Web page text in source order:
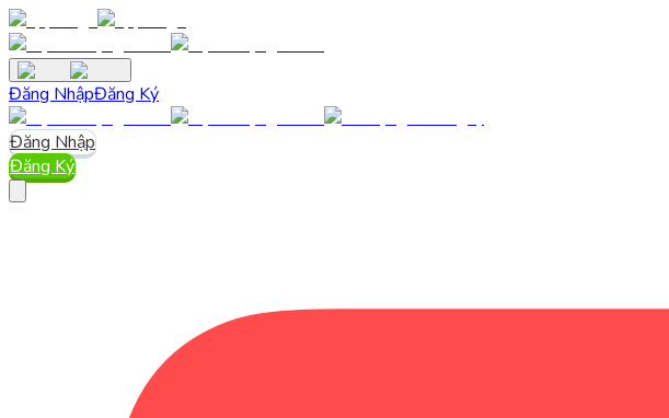
Đăng NhậpĐăng Ký
Đăng Nhập
Đăng Ký